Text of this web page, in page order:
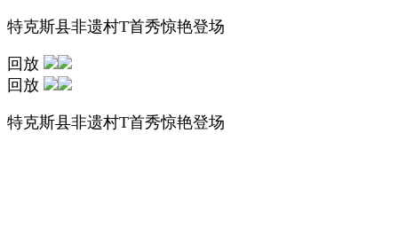
特克斯县非遗村T首秀惊艳登场
回放
回放
特克斯县非遗村T首秀惊艳登场